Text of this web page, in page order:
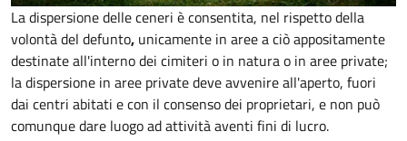
La dispersione delle ceneri è consentita, nel rispetto della
volontà del defunto, unicamente in aree a ciò appositamente
destinate all'interno dei cimiteri o in natura o in aree private;
la dispersione in aree private deve avvenire all'aperto, fuori
dai centri abitati e con il consenso dei proprietari, e non può
comunque dare luogo ad attività aventi fini di lucro.